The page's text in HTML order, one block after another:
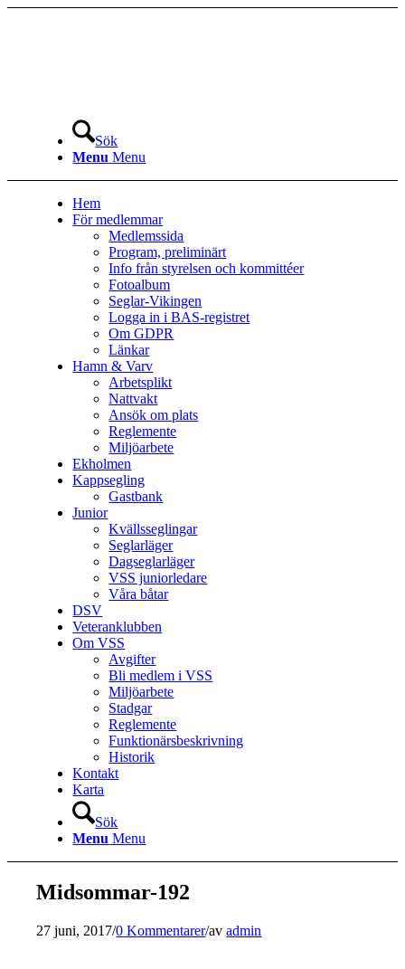
Sök
Menu Menu
Hem
För medlemmar
Medlemssida
Program, preliminärt
Info från styrelsen och kommittéer
Fotoalbum
Seglar-Vikingen
Logga in i BAS-registret
Om GDPR
Länkar
Hamn & Varv
Arbetsplikt
Nattvakt
Ansök om plats
Reglemente
Miljöarbete
Ekholmen
Kappsegling
Gastbank
Junior
Kvällsseglingar
Seglarläger
Dagseglarläger
VSS juniorledare
Våra båtar
DSV
Veteranklubben
Om VSS
Avgifter
Bli medlem i VSS
Miljöarbete
Stadgar
Reglemente
Funktionärsbeskrivning
Historik
Kontakt
Karta
Sök
Menu Menu
Midsommar-192
27 juni, 2017/0 Kommentarer/avadmin